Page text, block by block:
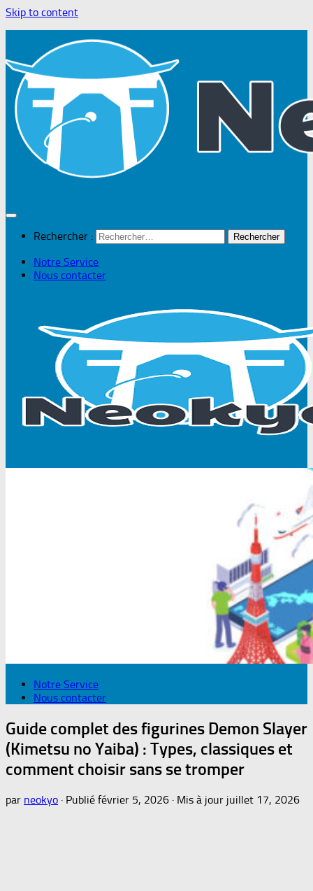
Skip to content
Rechercher :
Notre Service
Nous contacter
Notre Service
Nous contacter
Guide complet des figurines Demon Slayer
(Kimetsu no Yaiba) : Types, classiques et
comment choisir sans se tromper
par neokyo · Publié février 5, 2026 · Mis à jour juillet 17, 2026